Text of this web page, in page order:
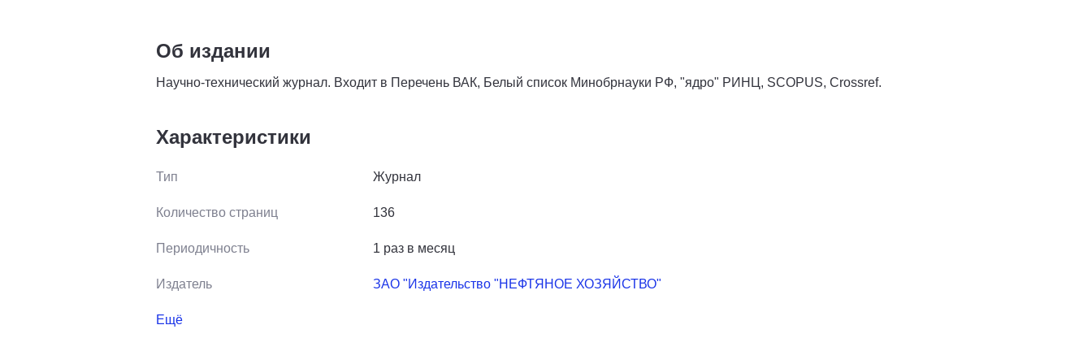
Об издании
Научно-технический журнал. Входит в Перечень ВАК, Белый список Минобрнауки РФ, "ядро" РИНЦ, SCOPUS, Crossref.
Характеристики
Тип Журнал
Количество страниц 136
Периодичность 1 раз в месяц
Издатель ЗАО "Издательство "НЕФТЯНОЕ ХОЗЯЙСТВО"
Ещё